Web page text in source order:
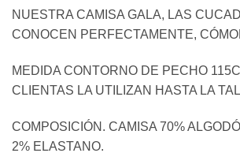
NUESTRA CAMISA GALA, LAS
CONOCEN PERFECTAMENTE,
MEDIDA CONTORNO DE PECHO
CLIENTAS LA UTILIZAN HASTA LA
COMPOSICIÓN. CAMISA 70%
2% ELASTANO.